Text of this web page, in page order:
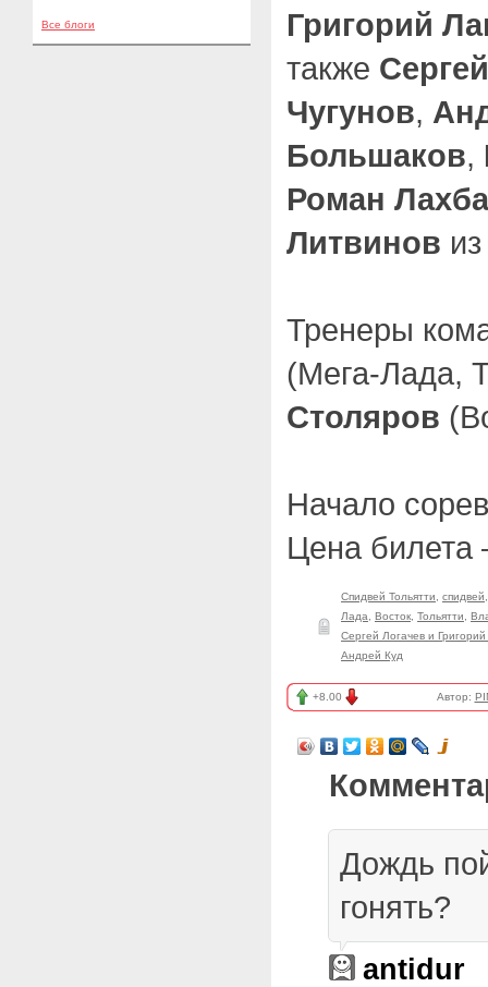
Все блоги
Григорий
также
Чугунов,
Большаков,
Роман
Литвинов
Тренеры
(Мега-Лада,
Столяров
Начало
Цена билета
Спидвей Тольятти спидвей
Лада
Восток Тольятти
Сергей Логачев и
Андрей Куд
+8.00 Автор:
Дождь
гонять?
antidur